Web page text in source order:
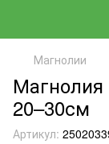
Магнолии
Магнолия
20–30см
Артикул: